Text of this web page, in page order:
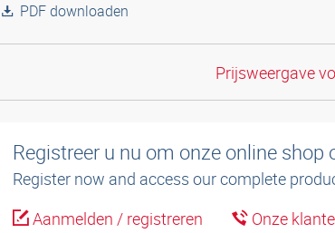
PDF downloaden
Prijsweergave
Registreer u nu om onze online shop
Register now and access our complete
Aanmelden / registreren
Onze